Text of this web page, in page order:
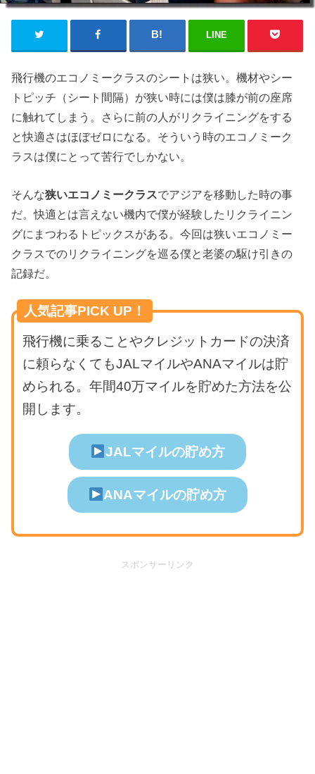
LINE
飛行機のエコノミークラスのシートは狭い。機材やシー
トピッチ（シート間隔）が狭い時には僕は膝が前の座席
に触れてしまう。さらに前の人がリクライニングをする
と快適さはほぼゼロになる。そういう時のエコノミーク
ラスは僕にとって苦行でしかない。
そんな狭いエコノミークラスでアジアを移動した時の事
だ。快適とは言えない機内で僕が経験したリクライニン
グにまつわるトピックスがある。今回は狭いエコノミー
クラスでのリクライニングを巡る僕と老婆の駆け引きの
記録だ。
人気記事PICK UP！
飛行機に乗ることやクレジットカードの決済
に頼らなくてもJALマイルやANAマイルは貯
められる。年間40万マイルを貯めた方法を公
開します。
JALマイルの貯め方
ANAマイルの貯め方
スポンサーリンク